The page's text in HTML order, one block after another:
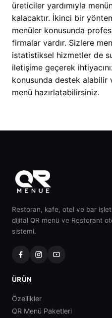
üreticiler yardımıyla
kalacaktır. İkinci bir
menüler konusunda
firmalar vardır. Sizlere
istatistiksel hizmetler de
iletişime geçerek
konusunda destek alabilir
menü hazırlatabilirsiniz.
Restoran, kafe, otel ve bar
dijital QR menü ve Restorant
sistemi.
ÜRÜN
Özellikler
QR Menü Paketleri